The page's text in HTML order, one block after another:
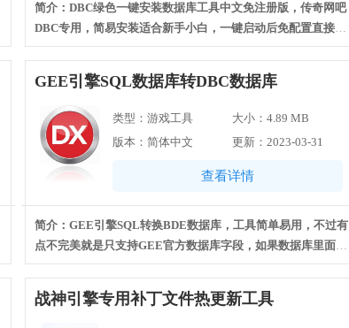
简介：DBC绿色一键安装数据库工具中文免注册版，传奇网吧
DBC专用，简易安装适合新手小白，一键启动后免配置直接将
服务端放D盘就可以启动了。
GEE引擎SQL数据库转DBC数据库
类型：游戏工具
大小：4.89 MB
版本：简体中文
更新：2023-03-31
查看详情
简介：GEE引擎SQL转换BDE数据库，工具简单易用，不过有
点不完美就是只支持GEE官方数据库字段，如果数据库里面有
其他新增的字段，转换的时候会报错。
战神引擎专用补丁文件热更新工具